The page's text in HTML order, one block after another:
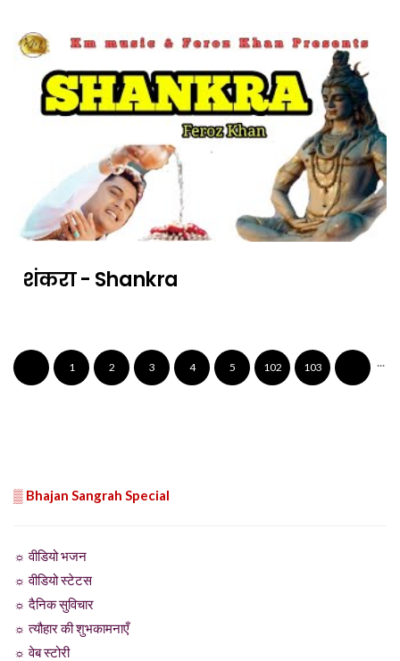
शंकरा - Shankra
1 2 3 4 5 ...
102 103
▒ Bhajan Sangrah Special
☼ वीडियो भजन
☼ वीडियो स्टेटस
☼ दैनिक सुविचार
☼ त्यौहार की शुभकामनाएँ
☼ वेब स्टोरी